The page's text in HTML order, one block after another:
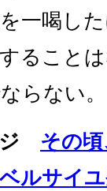
一喝し
ること
らない。
ジ その
ルサイ